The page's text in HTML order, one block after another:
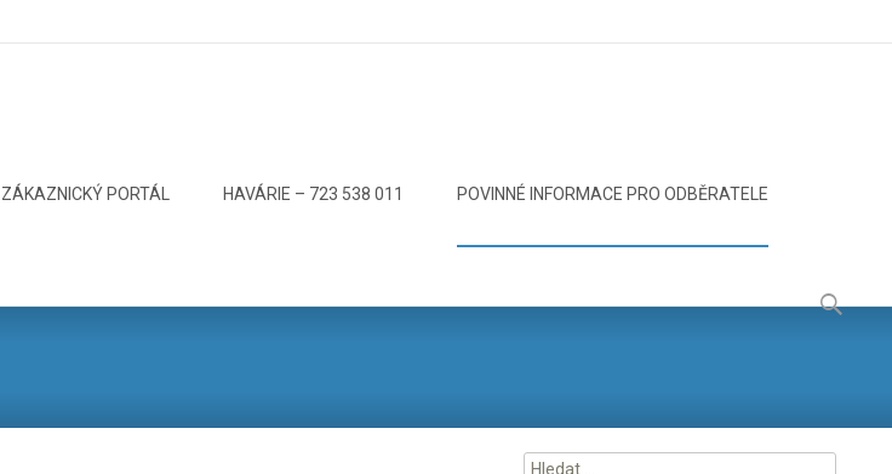
ZÁKAZNICKÝ PORTÁL HAVÁRIE – 723 538 011 POVINNÉ INFORMACE PRO ODBĚRATELE
Vyhledávání